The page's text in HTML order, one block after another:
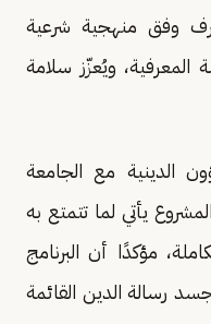
وفق منهجية شرعية
ويُعزّز سلامة
الدينية مع الجامعة
يأتي لما تتمتع به
مؤكدًا أن البرنامج
رسالة الدين القائمة